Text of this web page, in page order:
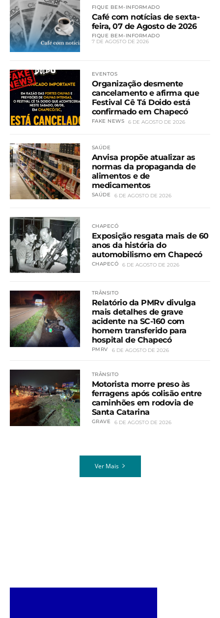
FIQUE BEM-INFORMADO
Café com notícias de sexta-
feira, 07 de Agosto de 2026
FIQUE BEM-INFORMADO
7 DE AGOSTO DE 2026
EVENTOS
Organização desmente
cancelamento e afirma que
Festival Cê Tá Doido está
confirmado em Chapecó
FAKE NEWS 6 DE AGOSTO DE 2026
SAÚDE
Anvisa propõe atualizar as
normas da propaganda de
alimentos e de
medicamentos
SAÚDE 6 DE AGOSTO DE 2026
CHAPECÓ
Exposição resgata mais de 60
anos da história do
automobilismo em Chapecó
CHAPECÓ 6 DE AGOSTO DE 2026
TRÂNSITO
Relatório da PMRv divulga
mais detalhes de grave
acidente na SC-160 com
homem transferido para
hospital de Chapecó
PMRV 6 DE AGOSTO DE 2026
TRÂNSITO
Motorista morre preso às
ferragens após colisão entre
caminhões em rodovia de
Santa Catarina
GRAVE 6 DE AGOSTO DE 2026
Ver Mais